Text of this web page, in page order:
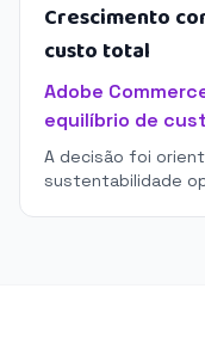
Crescimento
custo total
Adobe
equilíbrio de
A decisão foi
sustentabilidade